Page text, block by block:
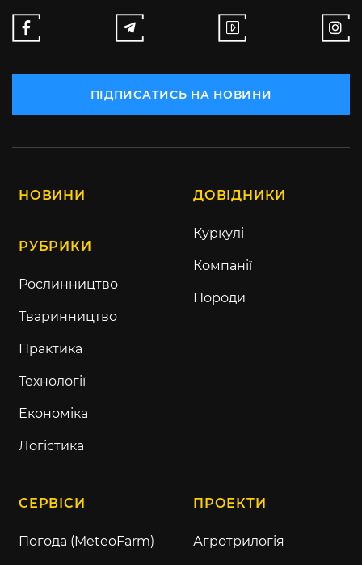
ПІДПИСАТИСЬ НА НОВИНИ
НОВИНИ
РУБРИКИ
Рослинництво
Тваринництво
Практика
Технології
Економіка
Логістика
ДОВІДНИКИ
Куркулі
Компанії
Породи
СЕРВІСИ
Погода (MeteoFarm)
ПРОЕКТИ
Агротрилогія